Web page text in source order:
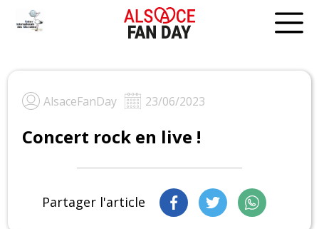
AlsaceFanDay 23/06/2023
Concert rock en live !
Partager l'article